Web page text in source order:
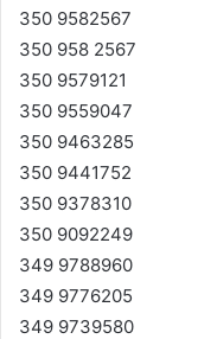
350 9582567
350 958 2567
350 9579121
350 9559047
350 9463285
350 9441752
350 9378310
350 9092249
349 9788960
349 9776205
349 9739580